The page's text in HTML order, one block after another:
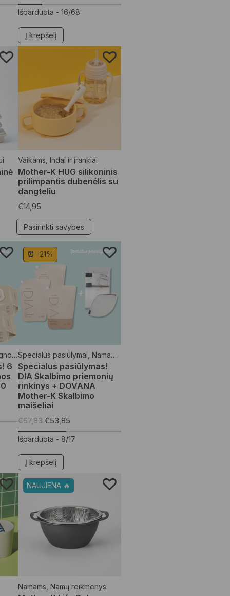
Išparduota - 16/68
Į krepšelį
Vaikams Indai ir įrankiai
Mother-K HUG silikoninis
prilimpantis dubenėlis su
dangteliu
€14,95
Pasirinkti savybes
,Specialūs pasiūlymai
6
⏰ -21%
Specialūs pasiūlymai Namams
Specialus pasiūlymas!
DIA Skalbimo priemonių
rinkinys + DOVANA
Mother-K Skalbimo
maišeliai
€67,83 €53,85
Išparduota - 8/17
Į krepšelį
NAUJIENA 🔥
Namams Namų reikmenys